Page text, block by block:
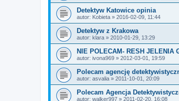
Detektyw Katowice opinia
autor: Kobieta » 2016-02-09, 11:44
Detektyw z Krakowa
autor: klara » 2010-01-29, 13:29
NIE POLECAM- RESH JELENIA
autor: ivona969 » 2012-03-01, 19:59
Polecam agencję
autor: asvalia » 2011-10-01, 20:09
Polecam Agencja
autor: walker997 » 2011-02-20, 16:08